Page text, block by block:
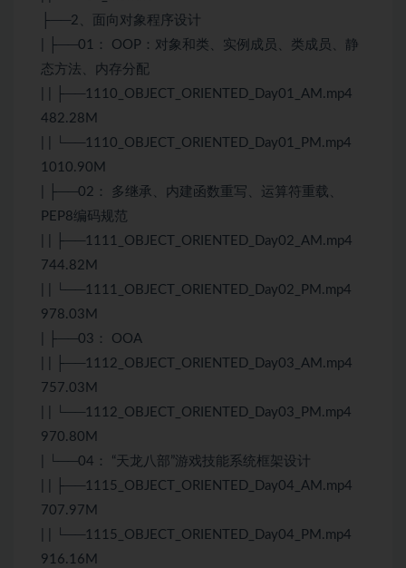
├──2、面向对象程序设计
| ├──01： OOP：对象和类、实例成员、类成员、静
态方法、内存分配
| | ├──1110_OBJECT_ORIENTED_Day01_AM.mp4
482.28M
| | └──1110_OBJECT_ORIENTED_Day01_PM.mp4
1010.90M
| ├──02： 多继承、内建函数重写、运算符重载、
PEP8编码规范
| | ├──1111_OBJECT_ORIENTED_Day02_AM.mp4
744.82M
| | └──1111_OBJECT_ORIENTED_Day02_PM.mp4
978.03M
| ├──03： OOA
| | ├──1112_OBJECT_ORIENTED_Day03_AM.mp4
757.03M
| | └──1112_OBJECT_ORIENTED_Day03_PM.mp4
970.80M
| └──04： “天龙八部”游戏技能系统框架设计
| | ├──1115_OBJECT_ORIENTED_Day04_AM.mp4
707.97M
| | └──1115_OBJECT_ORIENTED_Day04_PM.mp4
916.16M